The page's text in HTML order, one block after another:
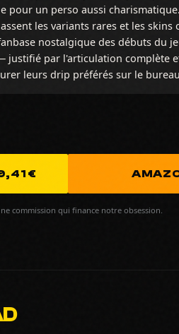
pour un perso aussi
les variants rares et les skins
nostalgique des débuts du
justifié par l'articulation complète
leurs drip préférés sur le
€
commission qui finance notre obsession.